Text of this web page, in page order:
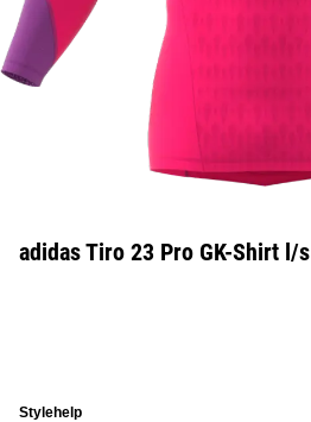
adidas Tiro 23 Pro GK-Shirt l/s
Stylehelp